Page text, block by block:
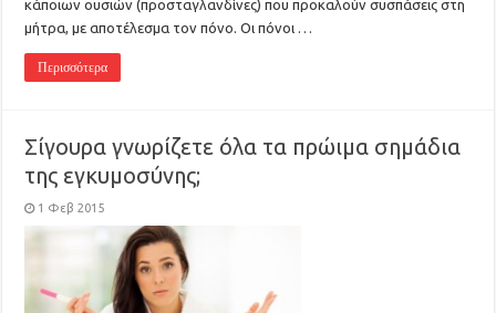
κάποιων ουσιών (προσταγλανδίνες) που προκαλούν συσπάσεις στη
μήτρα, με αποτέλεσμα τον πόνο. Οι πόνοι …
Περισσότερα
Σίγουρα γνωρίζετε όλα τα πρώιμα σημάδια
της εγκυμοσύνης;
1 Φεβ 2015